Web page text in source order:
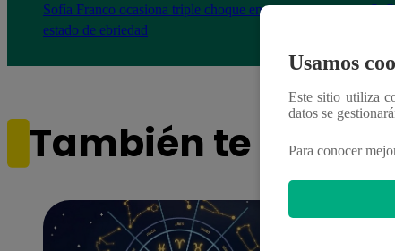
Sofía Franco ocasiona triple choque en
estado de ebriedad
También te
Usamos
Este sitio utiliza
datos se
Para conocer